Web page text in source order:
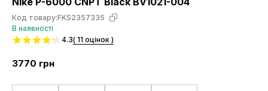
Код товару:FKS2357335
В наявності
4.3( 11 оцінок )
3770 грн